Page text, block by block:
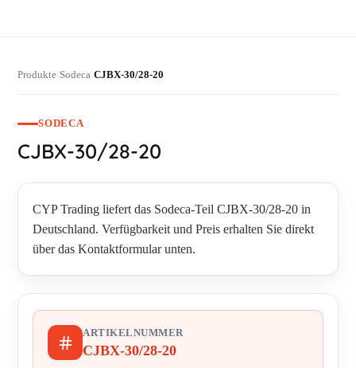
Produkte›Sodeca›CJBX-30/28-20
SODECA
CJBX-30/28-20
CYP Trading liefert das Sodeca-Teil CJBX-30/28-20 in
Deutschland. Verfügbarkeit und Preis erhalten Sie direkt
über das Kontaktformular unten.
ARTIKELNUMMER
CJBX-30/28-20